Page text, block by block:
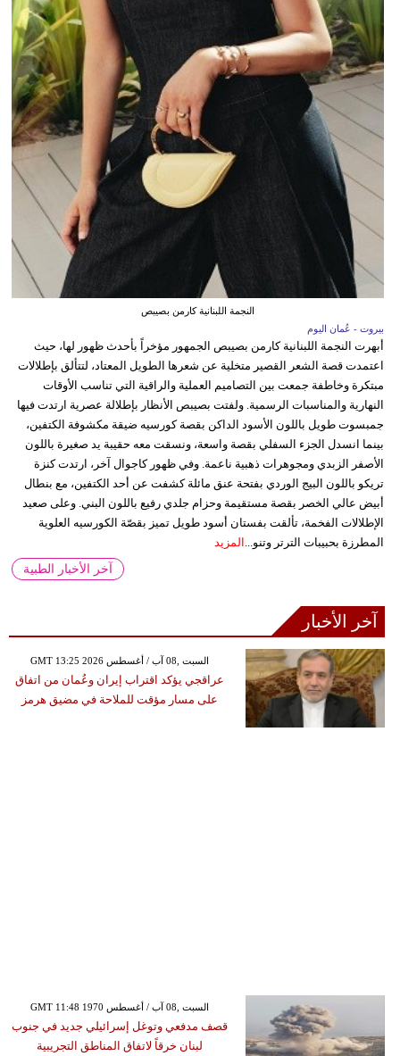
النجمة اللبنانية كارمن بصيبص
بيروت - عُمان اليوم
أبهرت النجمة اللبنانية كارمن بصيبص الجمهور مؤخراً بأحدث ظهور لها، حيث
اعتمدت قصة الشعر القصير متخلية عن شعرها الطويل المعتاد، لتتألق بإطلالات
مبتكرة وخاطفة جمعت بين التصاميم العملية والراقية التي تناسب الأوقات
النهارية والمناسبات الرسمية. ولفتت بصيبص الأنظار بإطلالة عصرية ارتدت فيها
جمبسوت طويل باللون الأسود الداكن بقصة كورسيه ضيقة مكشوفة الكتفين،
بينما انسدل الجزء السفلي بقصة واسعة، ونسقت معه حقيبة يد صغيرة باللون
الأصفر الزبدي ومجوهرات ذهبية ناعمة. وفي ظهور كاجوال آخر، ارتدت كنزة
تريكو باللون البيج الوردي بفتحة عنق مائلة كشفت عن أحد الكتفين، مع بنطال
أبيض عالي الخصر بقصة مستقيمة وحزام جلدي رفيع باللون البني. وعلى صعيد
الإطلالات الفخمة، تألقت بفستان أسود طويل تميز بقصّة الكورسيه العلوية
المطرزة بحبيبات الترتر وتنو... المزيد
آخر الأخبار الطبية
آخر الأخبار
GMT 13:25 2026 السبت ,08 آب / أغسطس
عراقجي يؤكد اقتراب إيران وعُمان من اتفاق
على مسار مؤقت للملاحة في مضيق هرمز
GMT 11:48 1970 السبت ,08 آب / أغسطس
قصف مدفعي وتوغل إسرائيلي جديد في جنوب
لبنان خرقاً لاتفاق المناطق التجريبية